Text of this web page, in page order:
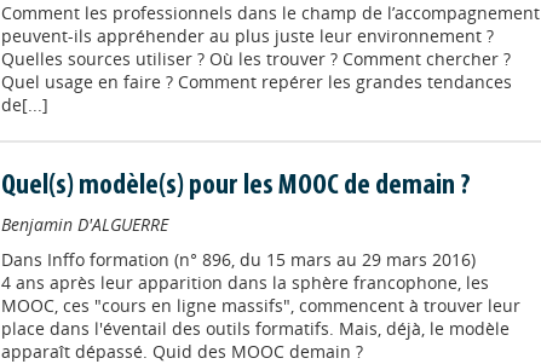
Comment les professionnels dans le champ de l’accompagnement
peuvent-ils appréhender au plus juste leur environnement ?
Quelles sources utiliser ? Où les trouver ? Comment chercher ?
Quel usage en faire ? Comment repérer les grandes tendances
de[...]
Quel(s) modèle(s) pour les MOOC de demain ?
Benjamin D'ALGUERRE
Dans Inffo formation (n° 896, du 15 mars au 29 mars 2016)
4 ans après leur apparition dans la sphère francophone, les
MOOC, ces "cours en ligne massifs", commencent à trouver leur
place dans l'éventail des outils formatifs. Mais, déjà, le modèle
apparaît dépassé. Quid des MOOC demain ?